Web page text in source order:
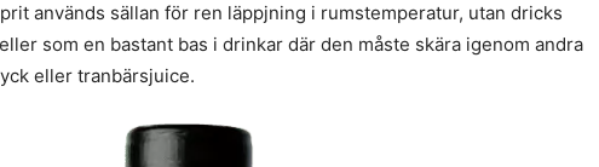
används sällan för ren läppjning i rumstemperatur, utan dricks
som en bastant bas i drinkar där den måste skära igenom andra
eller tranbärsjuice.